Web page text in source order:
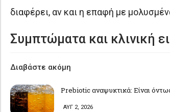
διαφέρει, αν και η επαφή με
Συμπτώματα και κλινική
Διαβάστε ακόμη
Prebiotic αναψυκτικά: Είναι
ΑΥΓ 2, 2026